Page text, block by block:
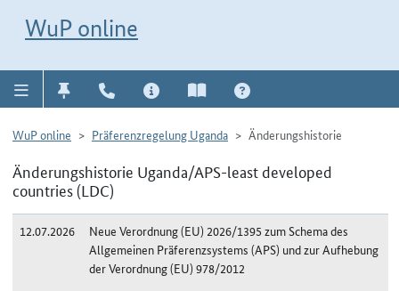
WuP online
WuP online Präferenzregelung Uganda Änderungshistorie
Änderungshistorie Uganda/APS-least developed
countries (LDC)
12.07.2026
Neue Verordnung (EU) 2026/1395 zum Schema des
Allgemeinen Präferenzsystems (APS) und zur Aufhebung
der Verordnung (EU) 978/2012